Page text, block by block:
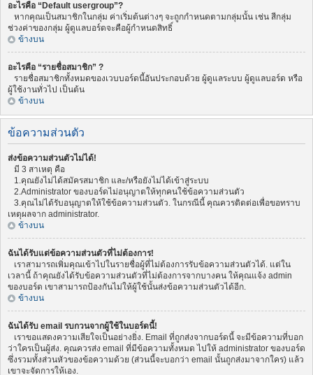
อะไรคือ “Default usergroup”?
หากคุณเป็นสมาชิกในกลุ่ม ค่าเริ่มต้นต่างๆ จะถูกกำหนดตามกลุ่มนั้น เช่น สีกลุ่ม
ช่วงค่าของกลุ่ม ผู้ดูแลบอร์ดจะคือผู้กำหนดสิทธิ์
ข้างบน
อะไรคือ “รายชื่อสมาชิก” ?
รายชื่อสมาชิกทั้งหมดของเวบบอร์ดนี้อันประกอบด้วย ผู้ดูแลระบบ ผู้ดูแลบอร์ด หรือ
ผู้ใช้งานทั่วไป เป็นต้น
ข้างบน
ข้อความส่วนตัว
ส่งข้อความส่วนตัวไม่ได้!
มี 3 สาเหตุ คือ
1.คุณยังไม่ได้สมัครสมาชิก และ/หรือยังไม่ได้เข้าสู่ระบบ
2.Administrator ของบอร์ดไม่อนุญาตให้ทุกคนใช้ข้อความส่วนตัว
3.คุณไม่ได้รับอนุญาตให้ใช้ข้อความส่วนตัว. ในกรณีนี้ คุณควรติดต่อเพื่อขอทราบ
เหตุผลจาก administrator.
ข้างบน
ฉันได้รับแต่ข้อความส่วนตัวที่ไม่ต้องการ!
เราสามารถเพิ่มคุณเข้าไปในรายชื่อผู้ที่ไม่ต้องการรับข้อความส่วนตัวได้. แต่ใน
เวลานี้ ถ้าคุณยังได้รับข้อความส่วนตัวที่ไม่ต้องการจากบางคน ให้คุณแจ้ง admin
ของบอร์ด เขาสามารถป้องกันไม่ให้ผู้ใช้นั้นส่งข้อความส่วนตัวได้อีก.
ข้างบน
ฉันได้รับ email รบกวนจากผู้ใช้ในบอร์ดนี้!
เราขอแสดงความเสียใจเป็นอย่างยิ่ง. Email ที่ถูกส่งจากบอร์ดนี้ จะมีข้อความที่บอก
ว่าใครเป็นผู้ส่ง. คุณควรส่ง email ที่มีข้อความทั้งหมด ไปให้ administrator ของบอร์ด
ซึ่งรวมทั้งส่วนหัวของข้อความด้วย (ส่วนนี้จะบอกว่า email นั้นถูกส่งมาจากใคร) แล้ว
เขาจะจัดการให้เอง.